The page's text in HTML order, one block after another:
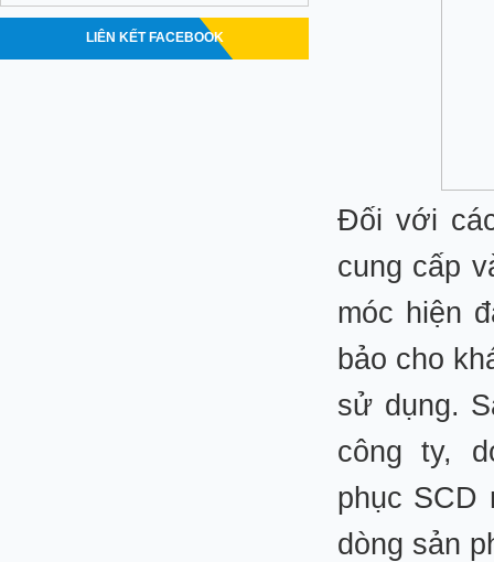
LIÊN KẾT FACEBOOK
Đối với
cung cấp
móc hiện
bảo cho
sử dụng.
công ty,
phục SCD
dòng sản